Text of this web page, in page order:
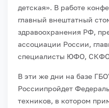
детская». В работе
главный внештатный
здравоохранения РФ,
ассоциации России,
специалисты ЮФО,
В эти же дни на базе
Россиипройдет
техников, в котором